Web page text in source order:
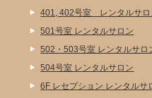
401, 402号室 レンタルサロ
501号室 レンタルサロン
502・503号室 レンタルサロ
504号室 レンタルサロン
6F レセプション レンタルサ